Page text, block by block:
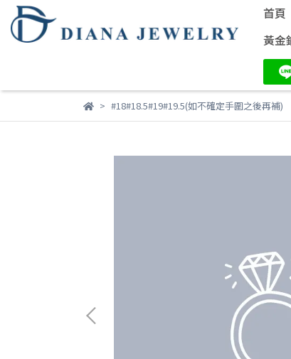
首頁
黃金
#18#18.5#19#19.5(如不確定手圍之後再補)